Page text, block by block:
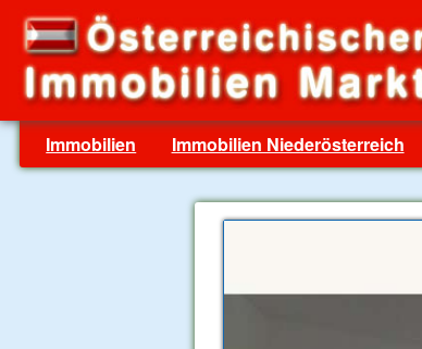
Immobilien Immobilien Niederösterreich